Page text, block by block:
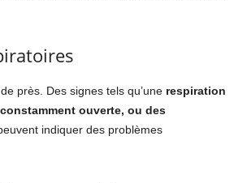
près. Des signes tels qu’une respiration
ouverte, ou des
indiquer des problèmes